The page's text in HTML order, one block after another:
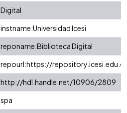
Digital
instname:Universidad Icesi
reponame:Biblioteca Digital
repourl:https://
http://hdl.handle.net/10906/2809
spa